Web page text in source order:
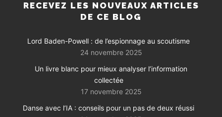
RECEVEZ LES NOUVEAUX ARTICLES
DE CE BLOG
Lord Baden-Powell : de l’espionnage au scoutisme
24 novembre 2025
Un livre blanc pour mieux analyser l’information
collectée
17 novembre 2025
Danse avec l’IA : conseils pour un pas de deux réussi